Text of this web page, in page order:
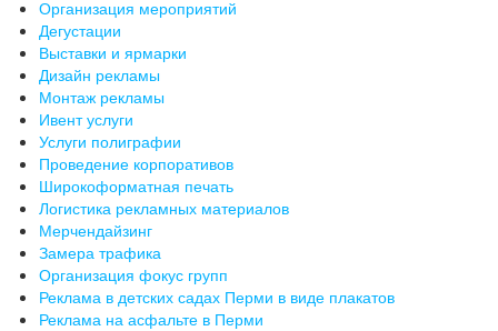
Организация мероприятий
Дегустации
Выставки и ярмарки
Дизайн рекламы
Монтаж рекламы
Ивент услуги
Услуги полиграфии
Проведение корпоративов
Широкоформатная печать
Логистика рекламных материалов
Мерчендайзинг
Замера трафика
Организация фокус групп
Реклама в детских садах Перми в виде плакатов
Реклама на асфальте в Перми